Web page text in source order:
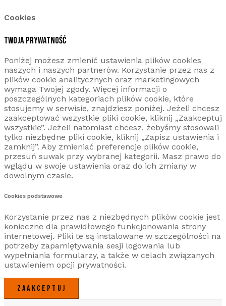
Cookies
TWOJA PRYWATNOŚĆ
Poniżej możesz zmienić ustawienia plików cookies
naszych i naszych partnerów. Korzystanie przez nas z
plików cookie analitycznych oraz marketingowych
wymaga Twojej zgody. Więcej informacji o
poszczególnych kategoriach plików cookie, które
stosujemy w serwisie, znajdziesz poniżej. Jeżeli chcesz
zaakceptować wszystkie pliki cookie, kliknij „Zaakceptuj
wszystkie”. Jeżeli natomiast chcesz, żebyśmy stosowali
tylko niezbędne pliki cookie, kliknij „Zapisz ustawienia i
zamknij”. Aby zmieniać preferencje plików cookie,
przesuń suwak przy wybranej kategorii. Masz prawo do
wglądu w swoje ustawienia oraz do ich zmiany w
dowolnym czasie.
Cookies podstawowe
Korzystanie przez nas z niezbędnych plików cookie jest
konieczne dla prawidłowego funkcjonowania strony
internetowej. Pliki te są instalowane w szczególności na
potrzeby zapamiętywania sesji logowania lub
wypełniania formularzy, a także w celach związanych
ustawieniem opcji prywatności.
ZAAKCEPTUJ